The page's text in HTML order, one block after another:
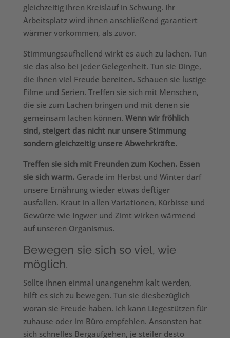
gleichzeitig ihren Kreislauf in Schwung. Ihr
Arbeitsplatz wird ihnen anschließend garantiert
wärmer vorkommen, als zuvor.
Stimmungsaufhellend wirkt es auch zu lachen. Tun
sie das also bei jeder Gelegenheit. Tun sie Dinge,
die ihnen viel Freude bereiten. Schauen sie lustige
Filme und Serien. Treffen sie sich mit Menschen,
die sie zum Lachen bringen und mit denen sie
gemeinsam lachen können. Wenn wir fröhlich
sind, steigert das nicht nur unsere Stimmung
sondern gleichzeitig unsere Abwehrkräfte.
Treffen sie sich mit Freunden zum Kochen. Essen
sie sich warm.Gerade im Herbst und Winter darf
unsere Ernährung wieder etwas deftiger
ausfallen. Kraut in allen Variationen, Kürbisse und
Gewürze wie Ingwer und Zimt wirken wärmend
auf unseren Organismus.
Bewegen sie sich so viel, wie
möglich.
Sollte ihnen einmal unangenehm kalt werden,
hilft es sich zu bewegen. Tun sie diesbezüglich
woran sie Freude haben. Ich kann Liegestützen für
zuhause oder im Büro empfehlen. Ansonsten hat
sich schnelles Bergaufgehen, je steiler desto